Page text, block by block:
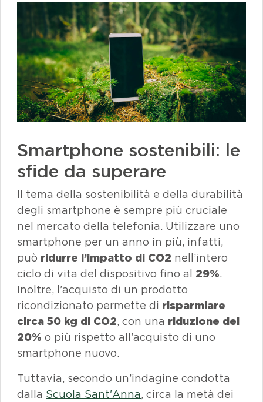
Smartphone sostenibili: le
sfide da superare
Il tema della sostenibilità e della durabilità
degli smartphone è sempre più cruciale
nel mercato della telefonia. Utilizzare uno
smartphone per un anno in più, infatti,
può ridurre l’impatto di CO2 nell’intero
ciclo di vita del dispositivo fino al 29%.
Inoltre, l’acquisto di un prodotto
ricondizionato permette di risparmiare
circa 50 kg di CO2, con una riduzione del
20% o più rispetto all’acquisto di uno
smartphone nuovo.
Tuttavia, secondo un’indagine condotta
dalla Scuola Sant'Anna, circa la metà dei